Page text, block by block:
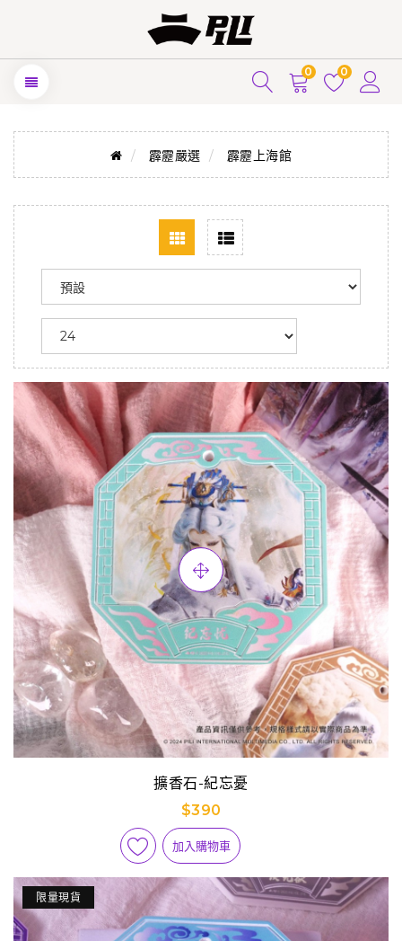
0 0
霹靂嚴選 霹靂上海館
擴香石-紀忘憂
$390
加入購物車
限量現貨